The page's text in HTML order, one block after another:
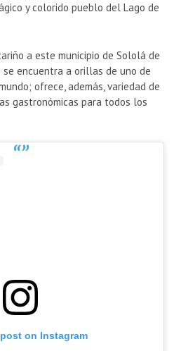
y colorido pueblo del Lago de
a este municipio de Sololá de
encuentra a orillas de uno de
ofrece, además, variedad de
gastronómicas para todos los
on Instagram